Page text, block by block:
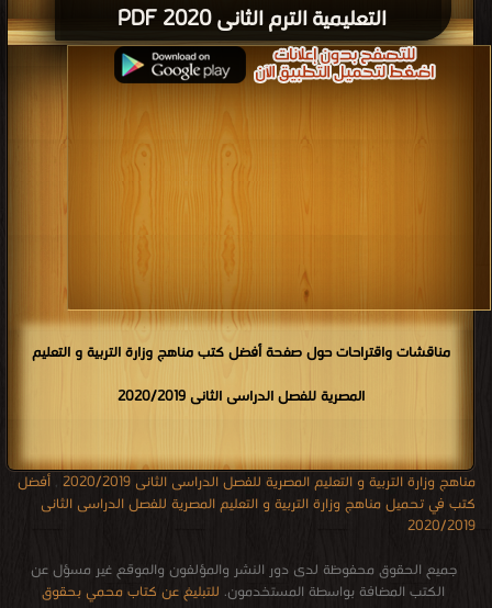
التعليمية الترم الثانى 2020 PDF
مناقشات واقتراحات حول صفحة أفضل كتب مناهج وزارة التربية و التعليم
المصرية للفصل الدراسى الثانى 2020/2019
مناهج وزارة التربية و التعليم المصرية للفصل الدراسى الثانى 2020/2019 , أفضل
كتب في تحميل مناهج وزارة التربية و التعليم المصرية للفصل الدراسى الثانى
2020/2019
جميع الحقوق محفوظة لدى دور النشر والمؤلفون والموقع غير مسؤل عن
الكتب المضافة بواسطة المستخدمون. للتبليغ عن كتاب محمي بحقوق